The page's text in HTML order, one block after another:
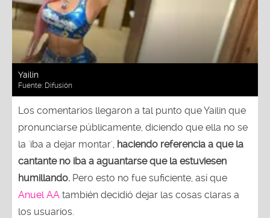
Yailin
Fuente: Difusión
Los comentarios llegaron a tal punto que Yailin que
pronunciarse públicamente, diciendo que ella no se
la 'iba a dejar montar', haciendo referencia a que la
cantante no iba a aguantarse que la estuviesen
humillando. Pero esto no fue suficiente, así que
Anuel AA también decidió dejar las cosas claras a
los usuarios.